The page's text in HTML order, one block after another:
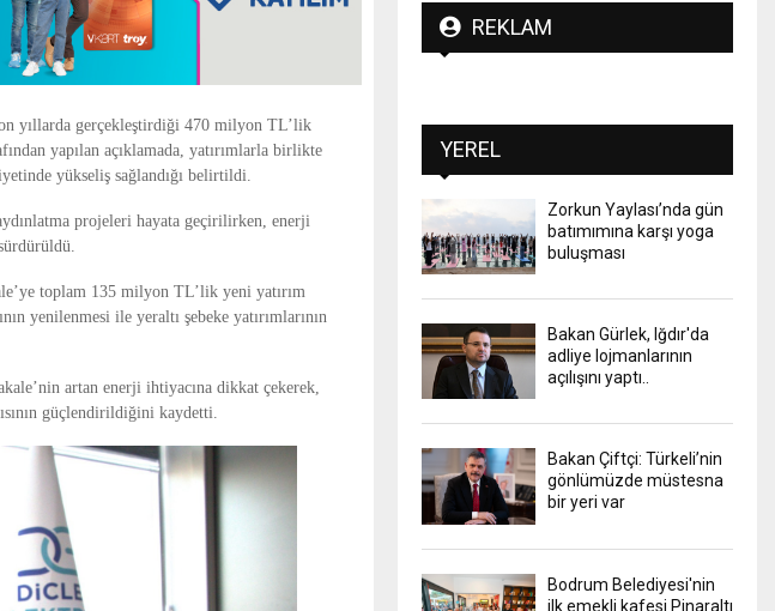
yıllarda gerçekleştirdiği 470 milyon TL’lik
yapılan açıklamada, yatırımlarla birlikte
yükseliş sağlandığı belirtildi.
projeleri hayata geçirilirken, enerji
toplam 135 milyon TL’lik yeni yatırım
yenilenmesi ile yeraltı şebeke yatırımlarının
artan enerji ihtiyacına dikkat çekerek,
güçlendirildiğini kaydetti.
REKLAM
YEREL
Zorkun Yaylası’nda gün
batımımına karşı yoga
buluşması
Bakan Gürlek, Iğdır'da
adliye lojmanlarının
açılışını yaptı..
Bakan Çiftçi: Türkeli’nin
gönlümüzde müstesna
bir yeri var
Bodrum Belediyesi'nin
ilk emekli kafesi Pinaraltı